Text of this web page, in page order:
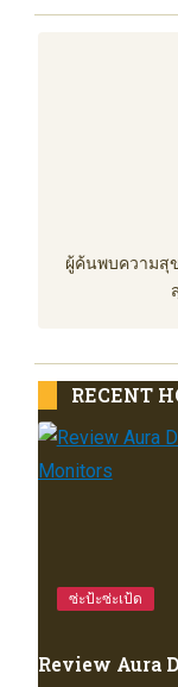
ผู้ค้นพบความสุ
RECENT
ซ่ะป้ะซ่ะเป้ด
Review Aura